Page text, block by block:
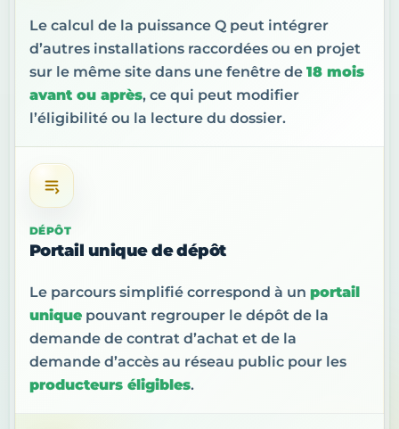
Le calcul de la puissance Q peut intégrer
d’autres installations raccordées ou en projet
sur le même site dans une fenêtre de 18 mois
avant ou après, ce qui peut modifier
l’éligibilité ou la lecture du dossier.
DÉPÔT
Portail unique de dépôt
Le parcours simplifié correspond à un portail
unique pouvant regrouper le dépôt de la
demande de contrat d’achat et de la
demande d’accès au réseau public pour les
producteurs éligibles.